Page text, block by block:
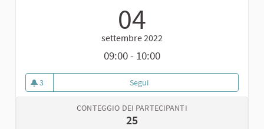
04
settembre 2022
09:00 - 10:00
3
3 sostenitori
Segui
CONTEGGIO DEI PARTECIPANTI
25